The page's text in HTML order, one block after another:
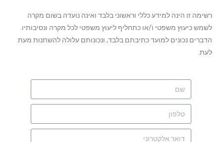
רשימה זו הינה למידע כללי וראשוני בלבד ואינה נועדה בשום מקרה
לשמש כיעוץ משפטי ו/או כתחליף ליעוץ משפטי לכל מקרה ונסיבותיו.
הדברים נכונים למועד כתיבתם בלבד, ונכונותם עלולה להשתנות מעת
לעת.